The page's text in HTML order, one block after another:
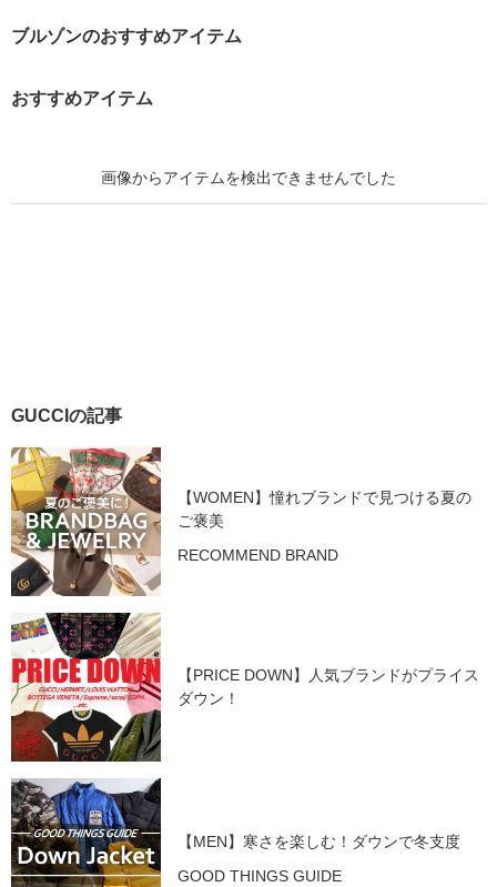
ブルゾンのおすすめアイテム
おすすめアイテム
GUCCIの記事
【WOMEN】憧れブランドで見つける夏の
ご褒美
RECOMMEND BRAND
【PRICE DOWN】人気ブランドがプライス
ダウン！
【MEN】寒さを楽しむ！ダウンで冬支度
GOOD THINGS GUIDE